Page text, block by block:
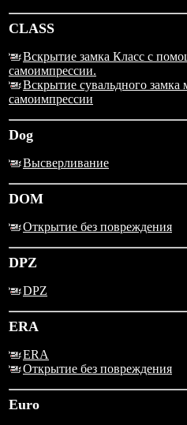
CLASS
Вскрытие замка Класс с
самоимпрессии.
Вскрытие сувальдного замка
самоимпрессии
Dog
Высверливание
DOM
Открытие без повреждения
DPZ
DPZ
ERA
ERA
Открытие без повреждения
Euro